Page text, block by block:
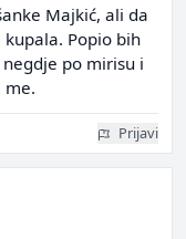
Majkić, ali da
Popio bih
po mirisu i
me.
Prijavi